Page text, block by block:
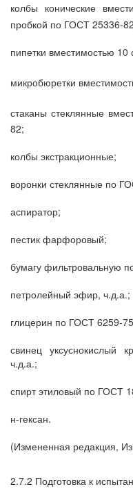
колбы конические
пробкой по ГОСТ 25336-
пипетки вместимостью 10
микробюретки
стаканы стеклянные
82;
колбы экстракционные;
воронки стеклянные по
аспиратор;
пестик фарфоровый;
бумагу фильтровальную
петролейный эфир, ч.д.а.;
глицерин по ГОСТ 6259-
свинец уксуснокислый
ч.д.а.;
спирт этиловый по ГОСТ
н-гексан.
(Измененная редакция,
2.7.2 Подготовка к